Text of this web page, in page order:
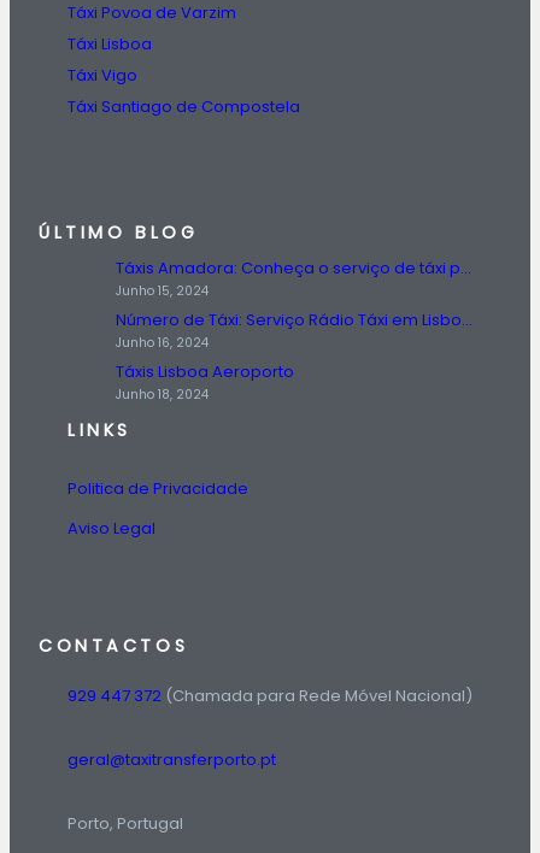
Táxi Povoa de Varzim
Táxi Lisboa
Táxi Vigo
Táxi Santiago de Compostela
ÚLTIMO BLOG
Táxis Amadora: Conheça o serviço de táxi prestado na região da Amadora.
Junho 15, 2024
Número de Táxi: Serviço Rádio Táxi em Lisboa, Entre em Contato Agora!
Junho 16, 2024
Táxis Lisboa Aeroporto
Junho 18, 2024
LINKS
Politica de Privacidade
Aviso Legal
CONTACTOS
929 447 372 (Chamada para Rede Móvel Nacional)
geral@taxitransferporto.pt
Porto, Portugal